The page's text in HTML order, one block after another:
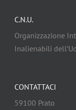
C.N.U.
Organizzazione
Inalienabili
CONTATTACI
59100 Prato